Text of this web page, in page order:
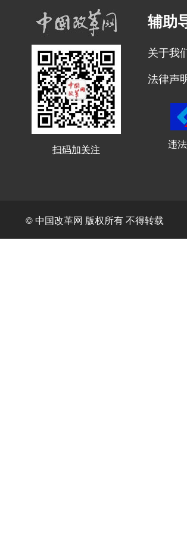
扫码加关注
辅助
关于我
法律声
违
© 中国改革网 版权所有 不得转载